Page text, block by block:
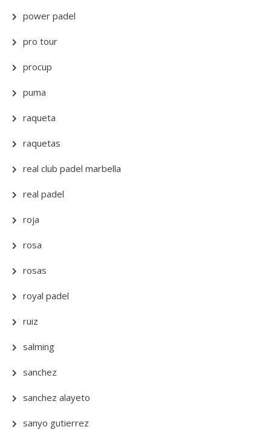
power padel
pro tour
procup
puma
raqueta
raquetas
real club padel marbella
real padel
roja
rosa
rosas
royal padel
ruiz
salming
sanchez
sanchez alayeto
sanyo gutierrez